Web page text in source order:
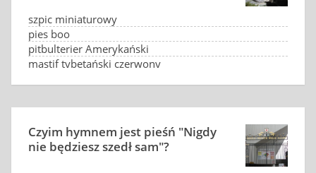
szpic miniaturowy
pies boo
pitbulterier Amerykański
mastif tybetański czerwony
Czyim hymnem jest pieśń "Nigdy
nie będziesz szedł sam"?